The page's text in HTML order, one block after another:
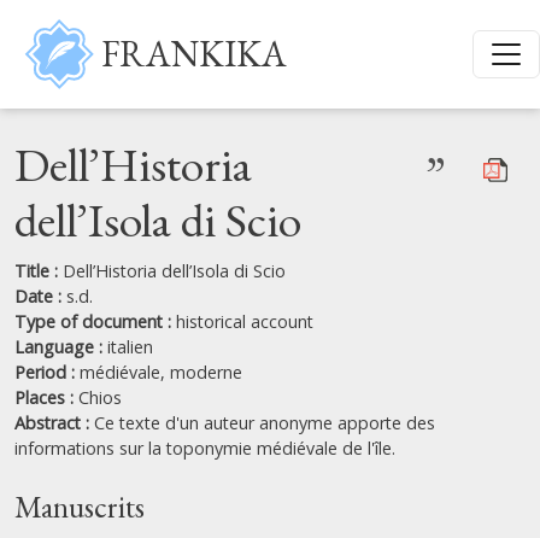
Skip to main content
FRANKIKA
Dell’Historia
dell’Isola di Scio
”
Title : Dell’Historia dell’Isola di Scio
Date : s.d.
Type of document : historical account
Language : italien
Period : médiévale, moderne
Places : Chios
Abstract : Ce texte d'un auteur anonyme apporte des
informations sur la toponymie médiévale de l'île.
Manuscrits